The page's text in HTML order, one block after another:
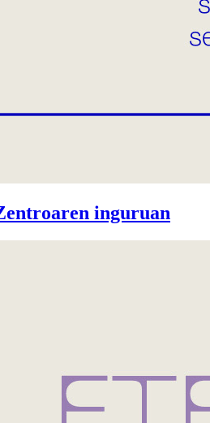
inguruan